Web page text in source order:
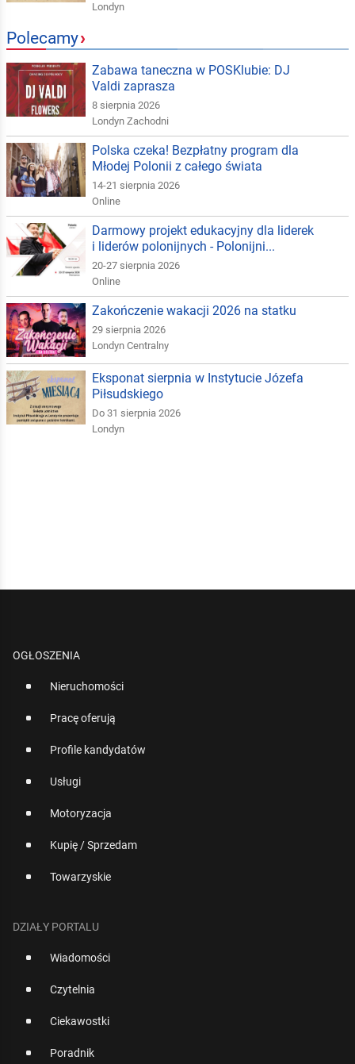
Londyn
Polecamy›
Zabawa taneczna w POSKlubie: DJ
Valdi zaprasza
8 sierpnia 2026
Londyn Zachodni
Polska czeka! Bezpłatny program dla
Młodej Polonii z całego świata
14-21 sierpnia 2026
Online
Darmowy projekt edukacyjny dla liderek
i liderów polonijnych - Polonijni...
20-27 sierpnia 2026
Online
Zakończenie wakacji 2026 na statku
29 sierpnia 2026
Londyn Centralny
Eksponat sierpnia w Instytucie Józefa
Piłsudskiego
Do 31 sierpnia 2026
Londyn
OGŁOSZENIA
Nieruchomości
Pracę oferują
Profile kandydatów
Usługi
Motoryzacja
Kupię / Sprzedam
Towarzyskie
DZIAŁY PORTALU
Wiadomości
Czytelnia
Ciekawostki
Poradnik